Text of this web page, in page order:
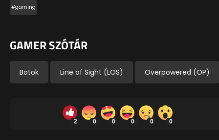
#gaming
GAMER SZÓTÁR
Botok Line of Sight (LOS) Overpowered (OP)
2 0 0 0 0 0